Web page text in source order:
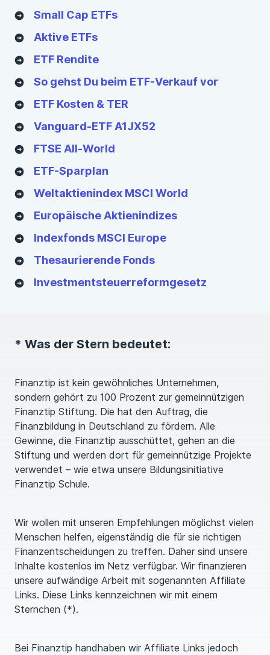
Small Cap ETFs
Aktive ETFs
ETF Rendite
So gehst Du beim ETF-Verkauf vor
ETF Kosten & TER
Vanguard-ETF A1JX52
FTSE All-World
ETF-Sparplan
Weltaktienindex MSCI World
Europäische Aktienindizes
Indexfonds MSCI Europe
Thesaurierende Fonds
Investmentsteuerreformgesetz
* Was der Stern bedeutet:
Finanztip ist kein gewöhnliches Unternehmen,
sondern gehört zu 100 Prozent zur gemeinnützigen
Finanztip Stiftung. Die hat den Auftrag, die
Finanzbildung in Deutschland zu fördern. Alle
Gewinne, die Finanztip ausschüttet, gehen an die
Stiftung und werden dort für gemeinnützige Projekte
verwendet – wie etwa unsere Bildungsinitiative
Finanztip Schule.
Wir wollen mit unseren Empfehlungen möglichst vielen
Menschen helfen, eigenständig die für sie richtigen
Finanzentscheidungen zu treffen. Daher sind unsere
Inhalte kostenlos im Netz verfügbar. Wir finanzieren
unsere aufwändige Arbeit mit sogenannten Affiliate
Links. Diese Links kennzeichnen wir mit einem
Sternchen (*).
Bei Finanztip handhaben wir Affiliate Links jedoch